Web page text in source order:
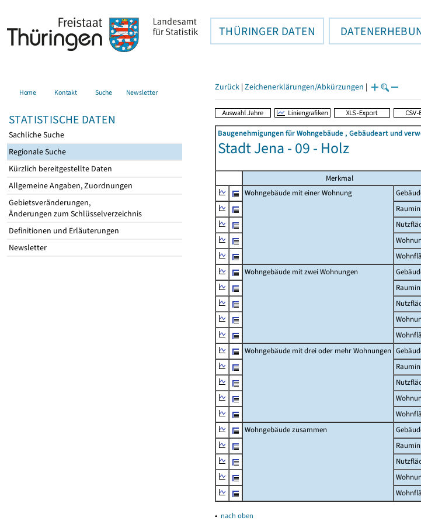
THÜRINGER DATEN
Home Kontakt Suche Newsletter
STATISTISCHE DATEN
Sachliche Suche
Regionale Suche
Kürzlich bereitgestellte Daten
Allgemeine Angaben, Zuordnungen
Gebietsveränderungen,
Änderungen zum Schlüsselverzeichnis
Definitionen und Erläuterungen
Newsletter
Zurück | Zeichenerklärungen/Abkürzungen |
Baugenehmigungen für Wohngebäude , Gebäudeart und
Stadt Jena - 09 - Holz
Merkmal
Wohngebäude mit einer Wohnung
Wohngebäude mit zwei Wohnungen
Wohngebäude mit drei oder mehr Wohnungen
Wohngebäude zusammen
▴ nach oben